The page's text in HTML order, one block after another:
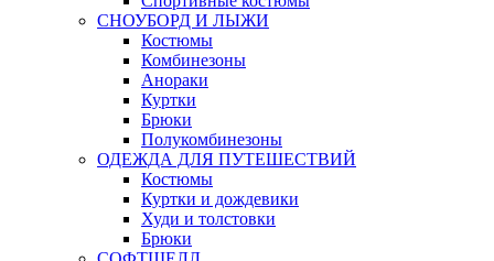
СНОУБОРД И ЛЫЖИ
Костюмы
Комбинезоны
Анораки
Куртки
Брюки
Полукомбинезоны
ОДЕЖДА ДЛЯ ПУТЕШЕСТВИЙ
Костюмы
Куртки и дождевики
Худи и толстовки
Брюки